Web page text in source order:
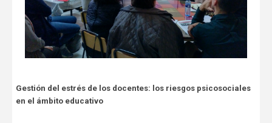
Gestión del estrés de los docentes: los riesgos psicosociales
en el ámbito educativo